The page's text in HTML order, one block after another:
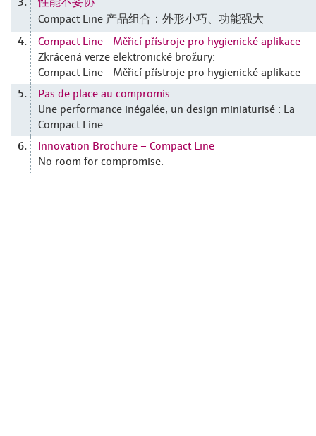
Compact Line 产品组合：外形小巧、功能强大
4.
Compact Line - Měřicí přístroje pro hygienické aplikace
Zkrácená verze elektronické brožury:
Compact Line - Měřicí přístroje pro hygienické aplikace
5.
Pas de place au compromis
Une performance inégalée, un design miniaturisé : La
Compact Line
6.
Innovation Brochure – Compact Line
No room for compromise.